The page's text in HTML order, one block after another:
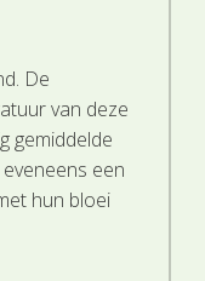
De
van deze
gemiddelde
een
hun bloei